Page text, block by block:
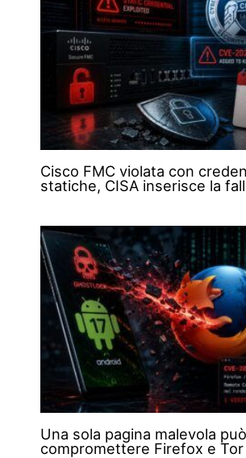
Cisco FMC violata con
statiche, CISA inserisce la
Una sola pagina malevola può
compromettere Firefox e